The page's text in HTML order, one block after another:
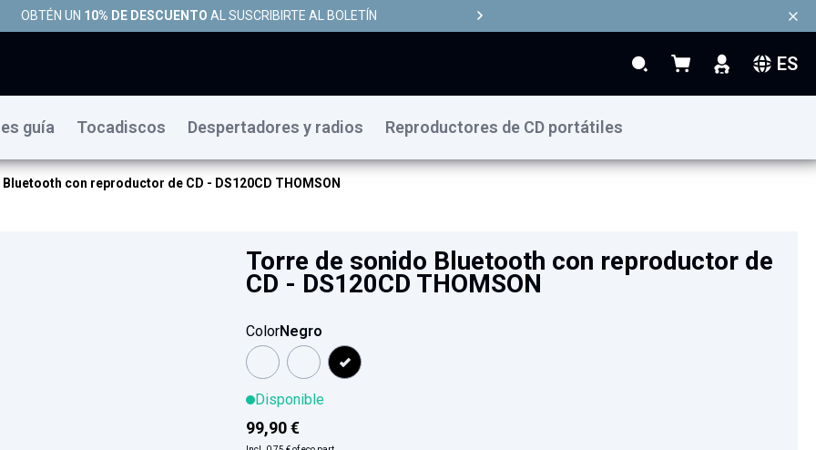
OBTÉN UN 10% DE DESCUENTO AL SUSCRIBIRTE AL BOLETÍN
Search Mi cesta ES
guía Tocadiscos Despertadores y radios Reproductores de CD portátiles
99,90 € Añadir al carrito
con reproductor de CD - DS120CD THOMSON
Torre de sonido Bluetooth con reproductor de
CD - DS120CD THOMSON
ColorNegro
Disponible
99,90 €